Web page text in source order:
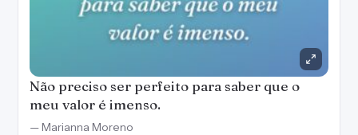
Não preciso ser perfeito para saber que o
meu valor é imenso.
— Marianna Moreno